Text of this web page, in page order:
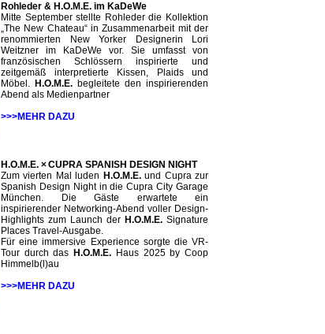
Rohleder & H.O.M.E. im KaDeWe
Mitte September stellte Rohleder die Kollektion
„The New Chateau“ in Zusammenarbeit mit der
renommierten New Yorker Designerin Lori
Weitzner im KaDeWe vor. Sie umfasst von
französischen Schlössern inspirierte und
zeitgemäß interpretierte Kissen, Plaids und
Möbel. H.O.M.E. begleitete den inspirierenden
Abend als Medienpartner
>>>MEHR DAZU
H.O.M.E. × CUPRA SPANISH DESIGN NIGHT
Zum vierten Mal luden H.O.M.E.und Cupra zur
Spanish Design Night in die Cupra City Garage
München. Die Gäste erwartete ein
inspirierender Networking-Abend voller Design-
Highlights zum Launch der H.O.M.E. Signature
Places Travel-Ausgabe.
Für eine immersive Experience sorgte die VR-
Tour durch das H.O.M.E. Haus 2025 by Coop
Himmelb(l)au
>>>MEHR DAZU